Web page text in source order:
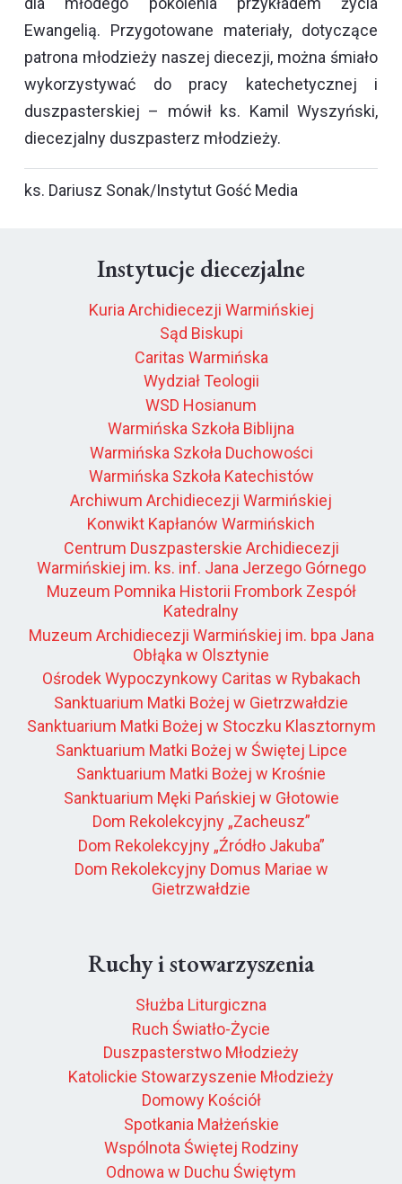
Ewangelią. Przygotowane materiały, dotyczące
patrona młodzieży naszej diecezji, można śmiało
wykorzystywać do pracy katechetycznej i
duszpasterskiej – mówił ks. Kamil Wyszyński,
diecezjalny duszpasterz młodzieży.
ks. Dariusz Sonak/Instytut Gość Media
Instytucje diecezjalne
Kuria Archidiecezji Warmińskiej
Sąd Biskupi
Caritas Warmińska
Wydział Teologii
WSD Hosianum
Warmińska Szkoła Biblijna
Warmińska Szkoła Duchowości
Warmińska Szkoła Katechistów
Archiwum Archidiecezji Warmińskiej
Konwikt Kapłanów Warmińskich
Centrum Duszpasterskie Archidiecezji
Warmińskiej im. ks. inf. Jana Jerzego Górnego
Muzeum Pomnika Historii Frombork Zespół
Katedralny
Muzeum Archidiecezji Warmińskiej im. bpa Jana
Obłąka w Olsztynie
Ośrodek Wypoczynkowy Caritas w Rybakach
Sanktuarium Matki Bożej w Gietrzwałdzie
Sanktuarium Matki Bożej w Stoczku Klasztornym
Sanktuarium Matki Bożej w Świętej Lipce
Sanktuarium Matki Bożej w Krośnie
Sanktuarium Męki Pańskiej w Głotowie
Dom Rekolekcyjny „Zacheusz”
Dom Rekolekcyjny „Źródło Jakuba”
Dom Rekolekcyjny Domus Mariae w
Gietrzwałdzie
Ruchy i stowarzyszenia
Służba Liturgiczna
Ruch Światło-Życie
Duszpasterstwo Młodzieży
Katolickie Stowarzyszenie Młodzieży
Domowy Kościół
Spotkania Małżeńskie
Wspólnota Świętej Rodziny
Odnowa w Duchu Świętym